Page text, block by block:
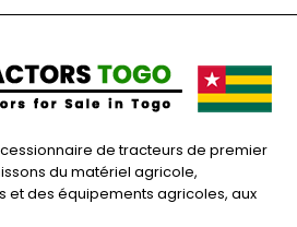
de tracteurs de premier
du matériel agricole,
et des équipements agricoles, aux